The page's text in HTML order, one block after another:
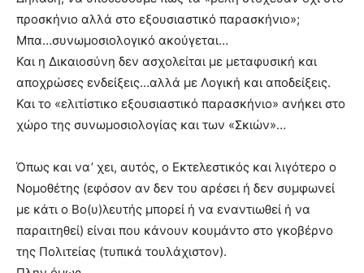
προσκήνιο αλλά στο εξουσιαστικό παρασκήνιο»;
Μπα…συνωμοσιολογικό ακούγεται…
Και η Δικαιοσύνη δεν ασχολείται με μεταφυσική και
αποχρώσες ενδείξεις…αλλά με Λογική και αποδείξεις.
Και το «ελιτίστικο εξουσιαστικό παρασκήνιο» ανήκει στο
χώρο της συνωμοσιολογίας και των «Σκιών»…
Όπως και να’ χει, αυτός, ο Εκτελεστικός και λιγότερο ο
Νομοθέτης (εφόσον αν δεν του αρέσει ή δεν συμφωνεί
με κάτι ο Βο(υ)λευτής μπορεί ή να εναντιωθεί ή να
παραιτηθεί) είναι που κάνουν κουμάντο στο γκοβέρνο
της Πολιτείας (τυπικά τουλάχιστον).